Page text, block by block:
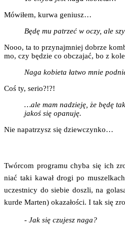
Mówi­łem, kur­wa geniusz…
Będę mu patrzeć w oczy, ale
Nooo, ta to przy­naj­mniej dobrze
mo, czy będzie co obcza­jać, bo z
Naga kobie­ta łatwo mnie
Coś ty, serio?!?!
…ale mam nadzie­ję, że będę
jakoś się opanuję.
Nie napa­trzysz się dziewczynko…
Twór­com pro­gra­mu chy­ba się ich
niać taki kawał dro­gi po
uczest­ni­cy do sie­bie doszli, na
kur­de Mar­ten) oka­za­ło­ści. I tak się
- Jak się czu­jesz naga?